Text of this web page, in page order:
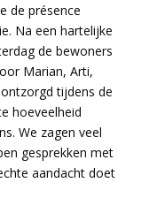
de présence
Na een hartelijke
de bewoners
Marian, Arti,
tijdens de
hoeveelheid
We zagen veel
gesprekken met
aandacht doet